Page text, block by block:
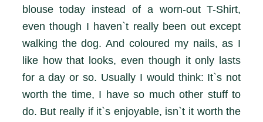
blouse today instead of a worn-out T-Shirt,
even though I haven`t really been out except
walking the dog. And coloured my nails, as I
like how that looks, even though it only lasts
for a day or so. Usually I would think: It`s not
worth the time, I have so much other stuff to
do. But really if it`s enjoyable, isn`t it worth the